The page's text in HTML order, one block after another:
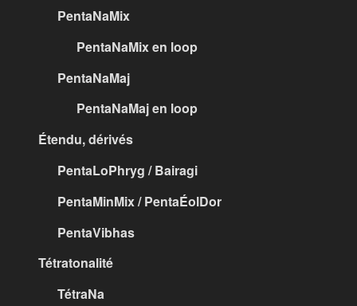
PentaNaMix
PentaNaMix en loop
PentaNaMaj
PentaNaMaj en loop
Étendu, dérivés
PentaLoPhryg / Bairagi
PentaMinMix / PentaÉolDor
PentaVibhas
Tétratonalité
TétraNa